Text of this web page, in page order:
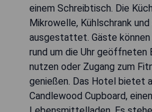
einem Schreibtisch. Die
Mikrowelle, Kühlschrank
ausgestattet. Gäste können
rund um die Uhr geöffneten
nutzen oder Zugang zum
genießen. Das Hotel bietet
Candlewood Cupboard,